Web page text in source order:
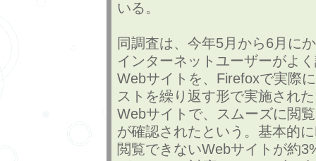
いる。
同調査は、今年5月から6月に
インターネットユーザーがよ
Webサイトを、Firefoxで実際
ストを繰り返す形で実施され
Webサイトで、スムーズに閲
が確認されたという。基本的
閲覧できないWebサイトが約